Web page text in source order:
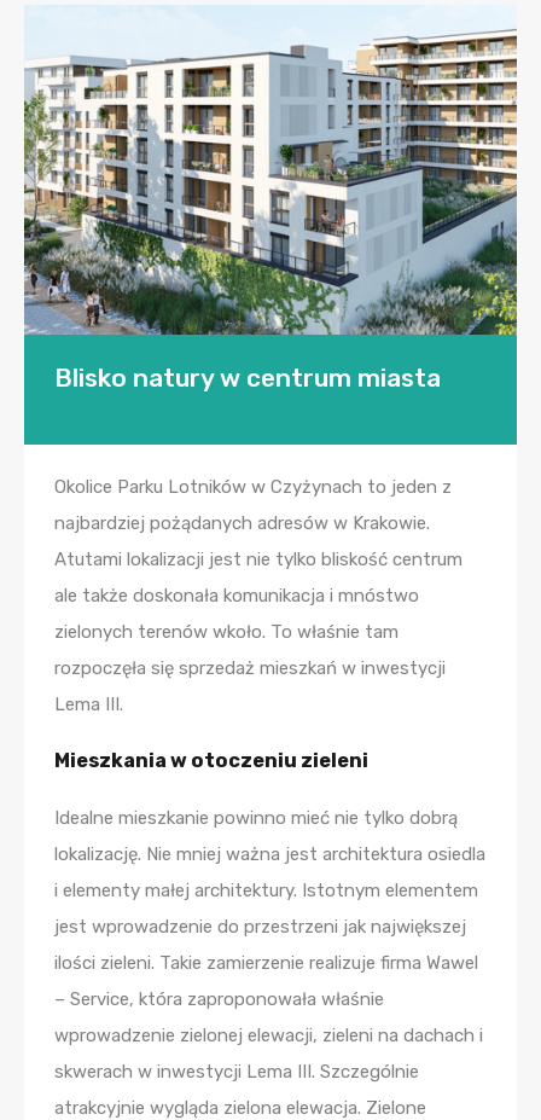
Blisko natury w centrum miasta
Okolice Parku Lotników w Czyżynach to jeden z
najbardziej pożądanych adresów w Krakowie.
Atutami lokalizacji jest nie tylko bliskość centrum
ale także doskonała komunikacja i mnóstwo
zielonych terenów wkoło. To właśnie tam
rozpoczęła się sprzedaż mieszkań w inwestycji
Lema III.
Mieszkania w otoczeniu zieleni
Idealne mieszkanie powinno mieć nie tylko dobrą
lokalizację. Nie mniej ważna jest architektura osiedla
i elementy małej architektury. Istotnym elementem
jest wprowadzenie do przestrzeni jak największej
ilości zieleni. Takie zamierzenie realizuje firma Wawel
– Service, która zaproponowała właśnie
wprowadzenie zielonej elewacji, zieleni na dachach i
skwerach w inwestycji Lema III. Szczególnie
atrakcyjnie wygląda zielona elewacja. Zielone